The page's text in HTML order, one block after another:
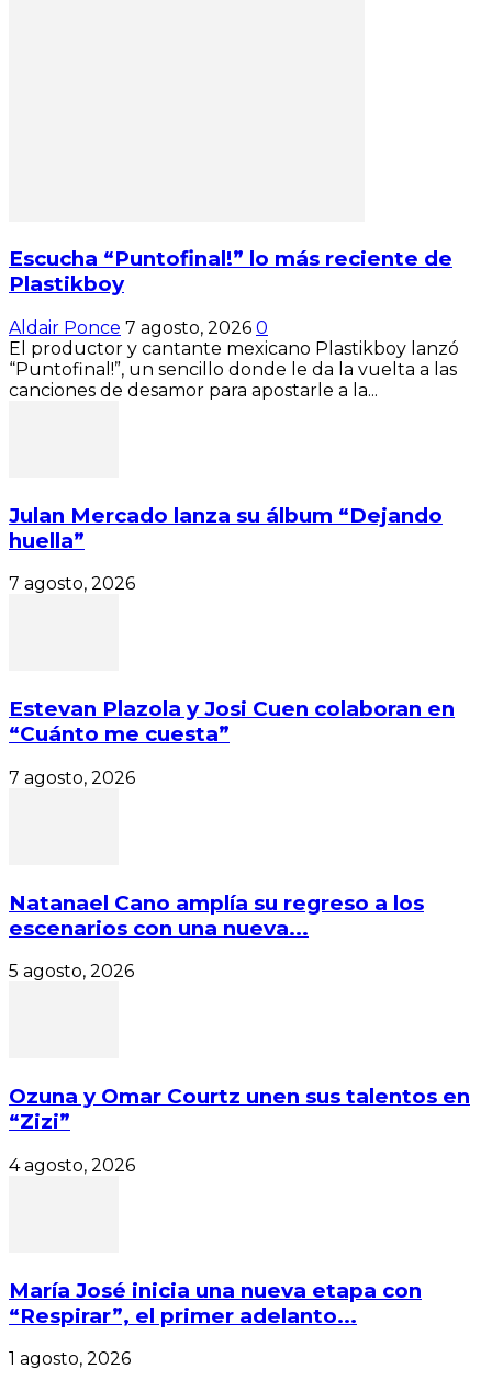
Escucha “Puntofinal!” lo más reciente de
Plastikboy
Aldair Ponce 7 agosto, 2026 0
El productor y cantante mexicano Plastikboy lanzó
“Puntofinal!”, un sencillo donde le da la vuelta a las
canciones de desamor para apostarle a la...
Julan Mercado lanza su álbum “Dejando
huella”
7 agosto, 2026
Estevan Plazola y Josi Cuen colaboran en
“Cuánto me cuesta”
7 agosto, 2026
Natanael Cano amplía su regreso a los
escenarios con una nueva...
5 agosto, 2026
Ozuna y Omar Courtz unen sus talentos en
“Zizi”
4 agosto, 2026
María José inicia una nueva etapa con
“Respirar”, el primer adelanto...
1 agosto, 2026